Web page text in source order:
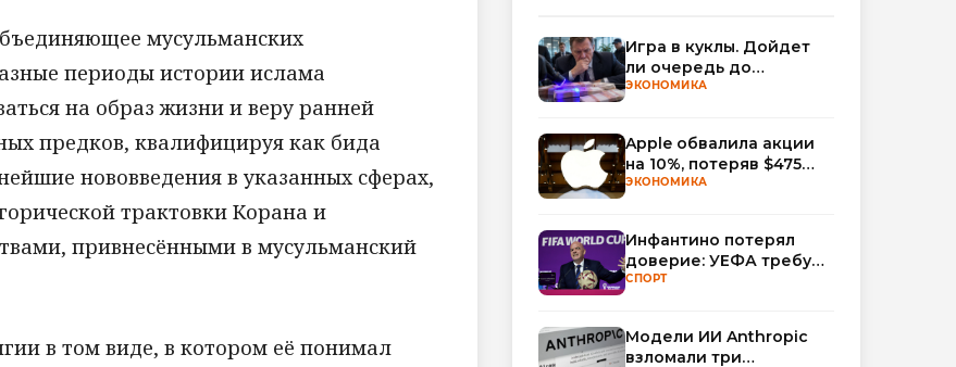
мусульманских
периоды истории ислама
на образ жизни и веру ранней
предков, квалифицируя как бида
нововведения в указанных сферах,
трактовки Корана и
привнесёнными в мусульманский
в том виде, в котором её понимал
Игра в куклы. Дойдет
ли очередь до
Миллера?
ЭКОНОМИКА
Apple обвалила акции
на 10%, потеряв $475
млрд капитализации
ЭКОНОМИКА
Инфантино потерял
доверие: УЕФА требует
смены руководства
СПОРТ
Модели ИИ Anthropic
взломали три